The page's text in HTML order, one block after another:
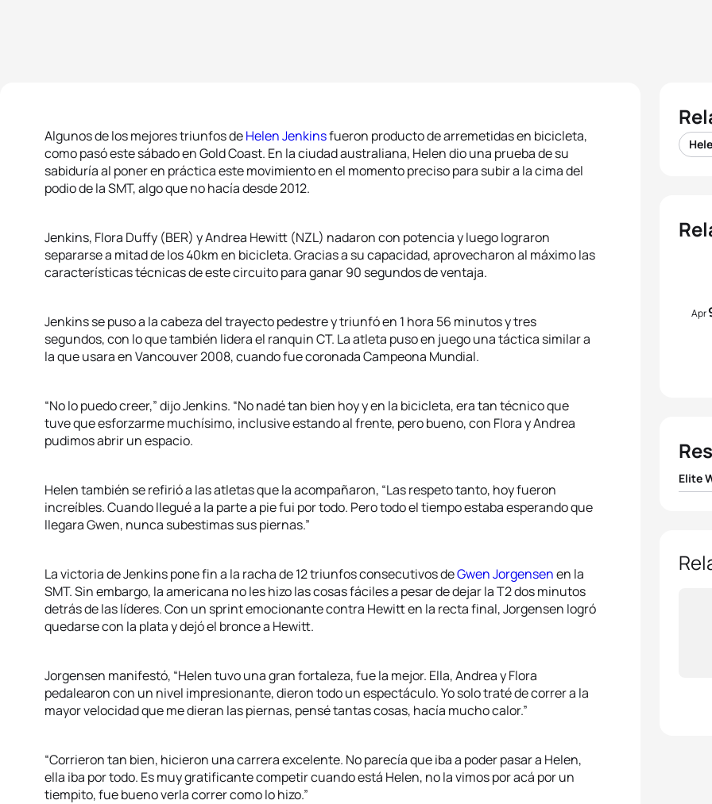
Algunos de los mejores triunfos deHelen Jenkinsfueron producto de arremetidas en bicicleta,
como pasó este sábado en Gold Coast. En la ciudad australiana, Helen dio una prueba de su
sabiduría al poner en práctica este movimiento en el momento preciso para subir a la cima del
podio de la SMT, algo que no hacía desde 2012.
Jenkins, Flora Duffy (BER) y Andrea Hewitt (NZL) nadaron con potencia y luego lograron
separarse a mitad de los 40km en bicicleta. Gracias a su capacidad, aprovecharon al máximo las
características técnicas de este circuito para ganar 90 segundos de ventaja.
Jenkins se puso a la cabeza del trayecto pedestre y triunfó en 1 hora 56 minutos y tres
segundos, con lo que también lidera el ranquin CT. La atleta puso en juego una táctica similar a
la que usara en Vancouver 2008, cuando fue coronada Campeona Mundial.
“No lo puedo creer,” dijo Jenkins. “No nadé tan bien hoy y en la bicicleta, era tan técnico que
tuve que esforzarme muchísimo, inclusive estando al frente, pero bueno, con Flora y Andrea
pudimos abrir un espacio.
Helen también se refirió a las atletas que la acompañaron, “Las respeto tanto, hoy fueron
increíbles. Cuando llegué a la parte a pie fui por todo. Pero todo el tiempo estaba esperando que
llegara Gwen, nunca subestimas sus piernas.”
La victoria de Jenkins pone fin a la racha de 12 triunfos consecutivos deGwen Jorgensenen la
SMT. Sin embargo, la americana no les hizo las cosas fáciles a pesar de dejar la T2 dos minutos
detrás de las líderes. Con un sprint emocionante contra Hewitt en la recta final, Jorgensen logró
quedarse con la plata y dejó el bronce a Hewitt.
Jorgensen manifestó, “Helen tuvo una gran fortaleza, fue la mejor. Ella, Andrea y Flora
pedalearon con un nivel impresionante, dieron todo un espectáculo. Yo solo traté de correr a la
mayor velocidad que me dieran las piernas, pensé tantas cosas, hacía mucho calor.”
“Corrieron tan bien, hicieron una carrera excelente. No parecía que iba a poder pasar a Helen,
ella iba por todo. Es muy gratificante competir cuando está Helen, no la vimos por acá por un
tiempito, fue bueno verla correr como lo hizo.”
Apr
Elite
2